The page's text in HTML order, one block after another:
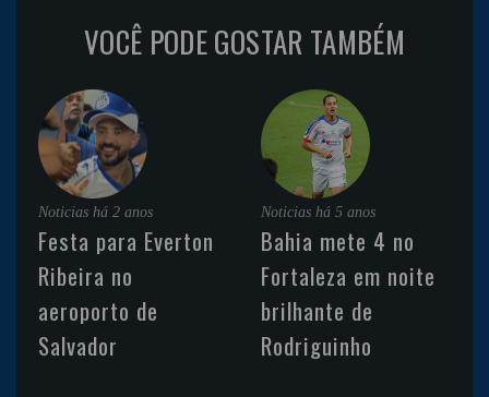
VOCÊ PODE GOSTAR TAMBÉM
Noticias há 2 anos
Festa para Everton
Ribeira no
aeroporto de
Salvador
Noticias há 5 anos
Bahia mete 4 no
Fortaleza em noite
brilhante de
Rodriguinho